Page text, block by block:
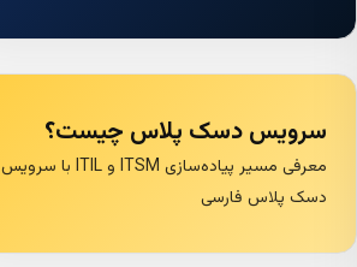
سرویس دسک پلاس چیست؟
معرفی مسیر پیاده‌سازی ITSM و ITIL با سرویس
دسک پلاس فارسی